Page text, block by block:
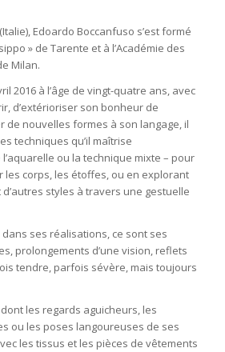
Edoardo Boccanfuso s’est formé
» de Tarente et à l’Académie des
Milan.
2016 à l’âge de vingt-quatre ans, avec
d’extérioriser son bonheur de
de nouvelles formes à son langage, il
techniques qu’il maîtrise
ou la technique mixte – pour
les corps, les étoffes, ou en explorant
styles à travers une gestuelle
dans ses réalisations, ce sont ses
prolongements d’une vision, reflets
tendre, parfois sévère, mais toujours
les regards aguicheurs, les
ou les poses langoureuses de ses
les tissus et les pièces de vêtements